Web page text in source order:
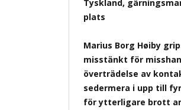
Tyskland,
plats
Marius Borg Høiby
misstänkt för
överträdelse av
sedermera i upp till
för ytterligare brott